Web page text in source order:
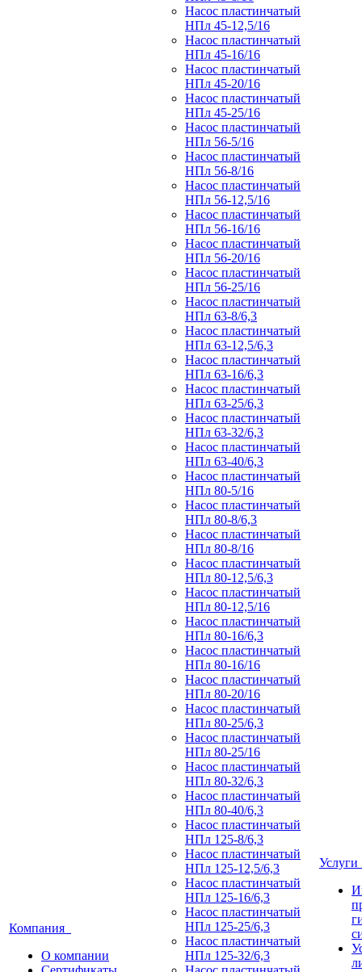
Компания
О компании
Насос пластинчатый
НПл 45-12,5/16
Насос пластинчатый
НПл 45-16/16
Насос пластинчатый
НПл 45-20/16
Насос пластинчатый
НПл 45-25/16
Насос пластинчатый
НПл 56-5/16
Насос пластинчатый
НПл 56-8/16
Насос пластинчатый
НПл 56-12,5/16
Насос пластинчатый
НПл 56-16/16
Насос пластинчатый
НПл 56-20/16
Насос пластинчатый
НПл 56-25/16
Насос пластинчатый
НПл 63-8/6,3
Насос пластинчатый
НПл 63-12,5/6,3
Насос пластинчатый
НПл 63-16/6,3
Насос пластинчатый
НПл 63-25/6,3
Насос пластинчатый
НПл 63-32/6,3
Насос пластинчатый
НПл 63-40/6,3
Насос пластинчатый
НПл 80-5/16
Насос пластинчатый
НПл 80-8/6,3
Насос пластинчатый
НПл 80-8/16
Насос пластинчатый
НПл 80-12,5/6,3
Насос пластинчатый
НПл 80-12,5/16
Насос пластинчатый
НПл 80-16/6,3
Насос пластинчатый
НПл 80-16/16
Насос пластинчатый
НПл 80-20/16
Насос пластинчатый
НПл 80-25/6,3
Насос пластинчатый
НПл 80-25/16
Насос пластинчатый
НПл 80-32/6,3
Насос пластинчатый
НПл 80-40/6,3
Насос пластинчатый
НПл 125-8/6,3
Насос пластинчатый
НПл 125-12,5/6,3
Насос пластинчатый
НПл 125-16/6,3
Насос пластинчатый
НПл 125-25/6,3
Насос пластинчатый
НПл 125-32/6,3